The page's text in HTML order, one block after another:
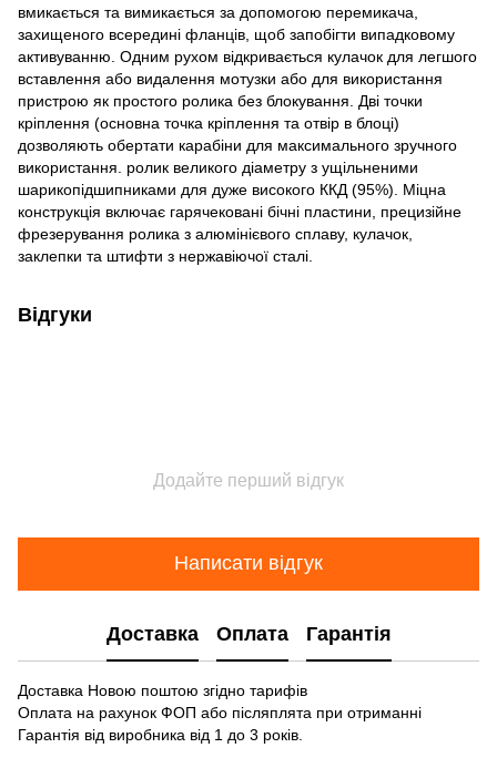
вмикається та вимикається за допомогою перемикача,
захищеного всередині фланців, щоб запобігти випадковому
активуванню. Одним рухом відкривається кулачок для легшого
вставлення або видалення мотузки або для використання
пристрою як простого ролика без блокування. Дві точки
кріплення (основна точка кріплення та отвір в блоці)
дозволяють обертати карабіни для максимального зручного
використання. ролик великого діаметру з ущільненими
шарикопідшипниками для дуже високого ККД (95%). Міцна
конструкція включає гарячековані бічні пластини, прецизійне
фрезерування ролика з алюмінієвого сплаву, кулачок,
заклепки та штифти з нержавіючої сталі.
Відгуки
Додайте перший відгук
Написати відгук
Доставка Оплата Гарантія
Доставка Новою поштою згідно тарифів
Оплата на рахунок ФОП або післяплята при отриманні
Гарантія від виробника від 1 до 3 років.